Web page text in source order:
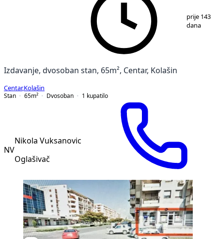
prije 143
dana
Izdavanje, dvosoban stan, 65m², Centar, Kolašin
Centar,Kolašin
Stan
65m² Dvosoban 1 kupatilo
NV
Nikola Vuksanovic
Oglašivač